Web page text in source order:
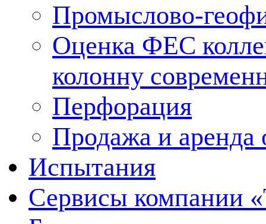
Промыслово-
Оценка ФЕС
колонну
Перфорация
Продажа и аренда
Испытания
Сервисы компании